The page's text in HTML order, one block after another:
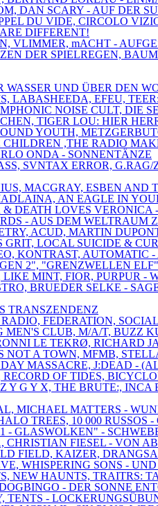
DAN SCARY - AUF DER
DU VIDE, CIRCOLO
DIFFERENT!
VLIMMER, mACHT -
DER SPIELREGEN,
WASSER UND ÜBER DEN
LABASHEEDA, EFEU,
NOISE CULT, DIE
TIGER LOU: HIER
YOUTH,
,THE RADIO
ONDA - SONNENTÄNZE
SVNTAX ERROR,
MACGRAY, ESBEN
AN EAGLE IN
DEATH LOVES
- AUS DEM WELTRAUM
ACUD, MARTIN
LOCAL SUICIDE &
KONTRAST, AUTOMATIC
2", "GRENZWELLEN
MINT, FIOR, PURPUR -
BRUEDER SELKE -
TRANSZENDENZ
FEDERATION,
CLUB, M/A/T, BUZZ
LE TEKRØ, RICHARD
A TOWN, MFMB,
MASSACRE, J:DEAD -
OF TIDES,
Y G Y X, THE BRUTE:,
MICHAEL MATTERS -
TREES, 10 000 RUSSOS
- GLASWOLKEN" -
FIESEL - VON
FIELD, KAIZER,
WHISPERING SONS - UND
NEW HAUNTS, TRAITRS:
- DER SONNE
TENTS -